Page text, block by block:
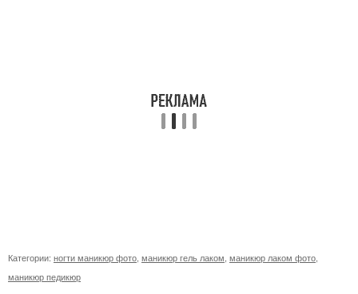
Категории: ногти маникюр фото маникюр гель лаком маникюр лаком фото
маникюр педикюр